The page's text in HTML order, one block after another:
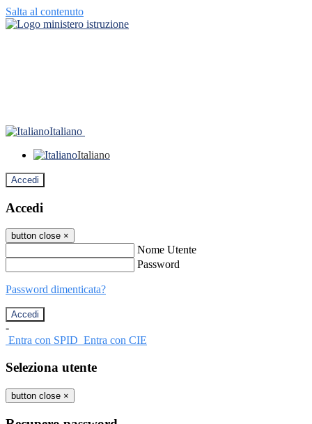
Salta al contenuto
Italiano
Italiano
Accedi
Accedi
button close ×
Nome Utente
Password
Password dimenticata?
-
Entra con SPID Entra con CIE
Seleziona utente
button close ×